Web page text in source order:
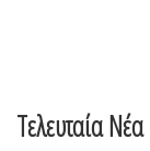
Τελευταία Νέα